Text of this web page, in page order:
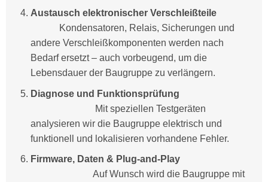
Austausch elektronischer Verschleißteile
Kondensatoren, Relais, Sicherungen und
andere Verschleißkomponenten werden nach
Bedarf ersetzt – auch vorbeugend, um die
Lebensdauer der Baugruppe zu verlängern.
Diagnose und Funktionsprüfung
Mit speziellen Testgeräten
analysieren wir die Baugruppe elektrisch und
funktionell und lokalisieren vorhandene Fehler.
Firmware, Daten & Plug-and-Play
Auf Wunsch wird die Baugruppe mit